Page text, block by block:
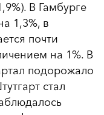
В Гамбурге
1,3%, в
почти
на 1%. В
подорожало
стал